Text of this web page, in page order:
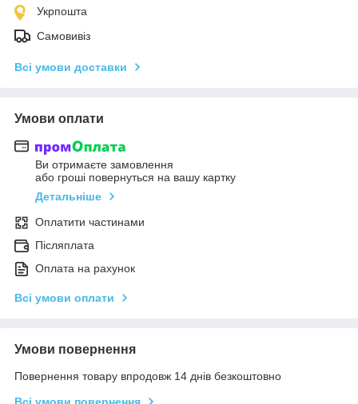
Укрпошта
Самовивіз
Всі умови доставки
Умови оплати
Ви отримаєте замовлення
або гроші повернуться на вашу картку
Детальніше
Оплатити частинами
Післяплата
Оплата на рахунок
Всі умови оплати
Умови повернення
Повернення товару впродовж 14 днів безкоштовно